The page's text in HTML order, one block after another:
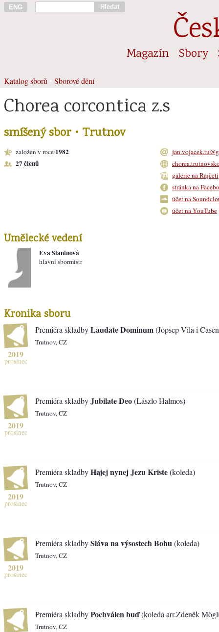
ENG Hledat
Magazín Sbory
Katalog sborů Sborové dění
Chorea corcontica z.s
smíšený sbor • Trutnov
založen v roce 1982
27 členů
galerie na Rajčeti
stránka na
účet na
účet na YouTube
Umělecké vedení
Eva Slaninová
hlavní sbormistr
Kronika sboru
2019
prosinec
Premiéra skladbyLaudate Dominum(Jopsep Vila i
Trutnov, CZ
2019
prosinec
Premiéra skladbyJubilate Deo(Lászlo Halmos)
Trutnov, CZ
2019
prosinec
Premiéra skladbyHajej nynej Jezu Kriste(koleda)
Trutnov, CZ
2019
prosinec
Premiéra skladbySláva na výsostech Bohu (koleda)
Trutnov, CZ
Premiéra skladbyPochválen buď(koleda arr.Zdeněk
Trutnov, CZ